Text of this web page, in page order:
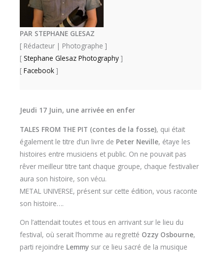
PAR STEPHANE GLESAZ
[ Rédacteur | Photographe ]
[ Stephane Glesaz Photography ]
[ Facebook ]
Jeudi 17 Juin, une arrivée en enfer
TALES FROM THE PIT (contes de la fosse), qui était
également le titre d’un livre de Peter Neville, étaye les
histoires entre musiciens et public. On ne pouvait pas
rêver meilleur titre tant chaque groupe, chaque festivalier
aura son histoire, son vécu.
METAL UNIVERSE, présent sur cette édition, vous raconte
son histoire….
On l’attendait toutes et tous en arrivant sur le lieu du
festival, où serait l’homme au regretté Ozzy Osbourne,
parti rejoindre Lemmy sur ce lieu sacré de la musique